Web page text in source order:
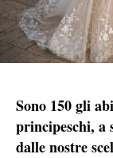
Sono 150 gli
principeschi, a
dalle nostre